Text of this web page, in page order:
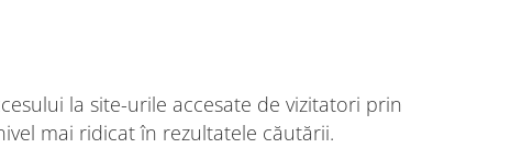
la site-urile accesate de vizitatori prin
mai ridicat în rezultatele căutării.